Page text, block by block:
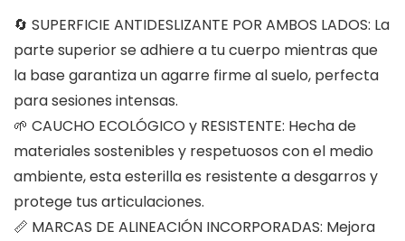
🔄 SUPERFICIE ANTIDESLIZANTE POR AMBOS LADOS: La
parte superior se adhiere a tu cuerpo mientras que
la base garantiza un agarre firme al suelo, perfecta
para sesiones intensas.
🌱 CAUCHO ECOLÓGICO y RESISTENTE: Hecha de
materiales sostenibles y respetuosos con el medio
ambiente, esta esterilla es resistente a desgarros y
protege tus articulaciones.
📏 MARCAS DE ALINEACIÓN INCORPORADAS: Mejora